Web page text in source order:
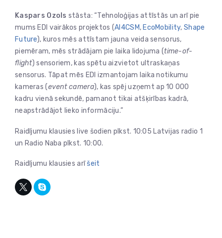
Kaspars Ozols stāsta: “Tehnoloģijas attīstās un arī pie
mums EDI vairākos projektos (AI4CSM,EcoMobility,Shape
Future), kuros mēs attīstam jauna veida sensorus,
piemēram, mēs strādājam pie laika lidojuma (time-of-
flight) sensoriem, kas spētu aizvietot ultraskaņas
sensorus. Tāpat mēs EDI izmantojam laika notikumu
kameras (event camera), kas spēj uzņemt ap 10 000
kadru vienā sekundē, pamanot tikai atšķirības kadrā,
neapstrādājot lieko informāciju.”
Raidījumu klausies live šodien plkst. 10:05 Latvijas radio 1
un Radio Naba plkst. 10:00.
Raidījumu klausies arīšeit